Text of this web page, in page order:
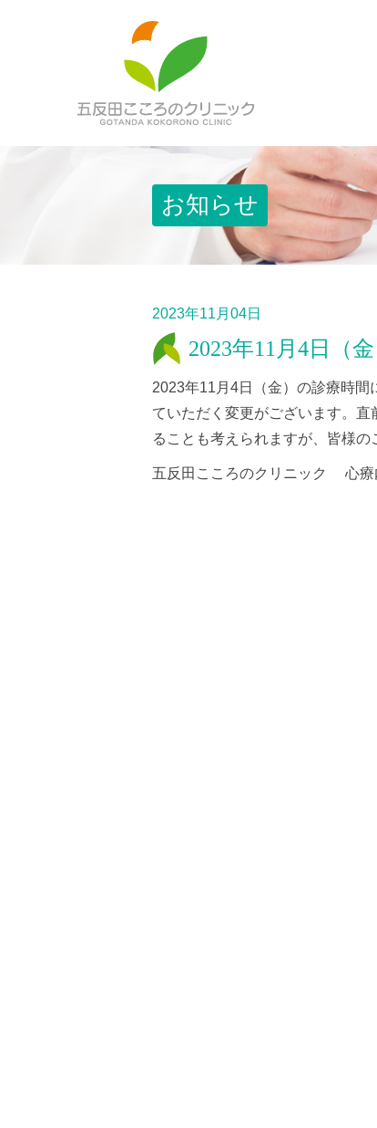
お知らせ
2023年11月04日
2023年11月4日（
2023年11月4日（金）の診療時
ていただく変更がございます。
ることも考えられますが、皆様の
五反田こころのクリニック 心療